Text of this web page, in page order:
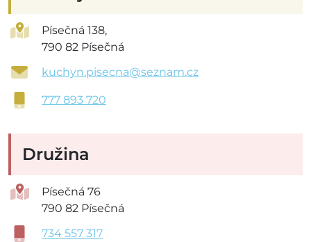
Písečná 138,
790 82 Písečná
kuchyn.pisecna@seznam.cz
777 893 720
Družina
Písečná 76
790 82 Písečná
734 557 317